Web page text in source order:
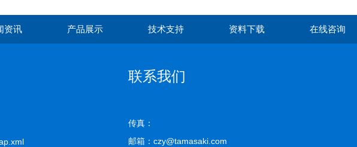
资讯 产品展示 技术支持 资料下载 在线咨询
联系我们
传真：
邮箱：czy@tamasaki.com